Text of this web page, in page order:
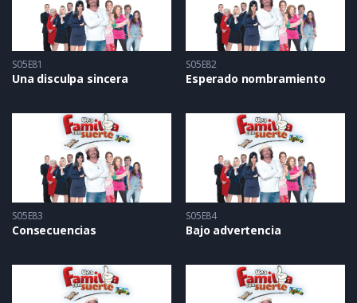
S05E81
Una disculpa sincera
S05E82
Esperado nombramiento
S05E83
Consecuencias
S05E84
Bajo advertencia